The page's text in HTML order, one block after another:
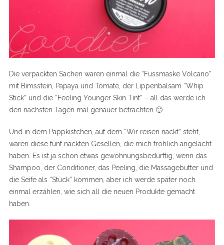
Die verpackten Sachen waren einmal die “Fussmaske Volcano”
mit Bimsstein, Papaya und Tomate, der Lippenbalsam “Whip
Stick” und die “Feeling Younger Skin Tint” – all das werde ich
den nächsten Tagen mal genauer betrachten 🙂
Und in dem Pappkistchen, auf dem “Wir reisen nackt” steht,
waren diese fünf nackten Gesellen, die mich fröhlich angelacht
haben. Es ist ja schon etwas gewöhnungsbedürftig, wenn das
Shampoo, der Conditioner, das Peeling, die Massagebutter und
die Seife als “Stück” kommen, aber ich werde später noch
einmal erzählen, wie sich all die neuen Produkte gemacht
haben.